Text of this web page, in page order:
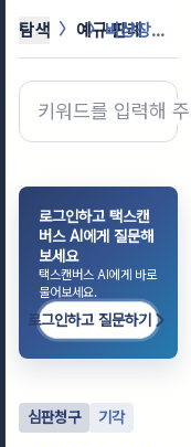
탐색 예규·판례 비상장주식인 쟁점주식의 물납신청에 대...
로그인하고 택스캔
버스 AI에게 질문해
보세요
택스캔버스 AI에게 바로
물어보세요.
로그인하고 질문하기
심판청구 기각